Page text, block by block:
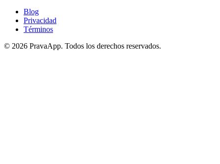
Blog
Privacidad
Términos
© 2026 PravaApp. Todos los derechos reservados.